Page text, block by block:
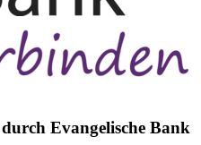
Evangelische Bank